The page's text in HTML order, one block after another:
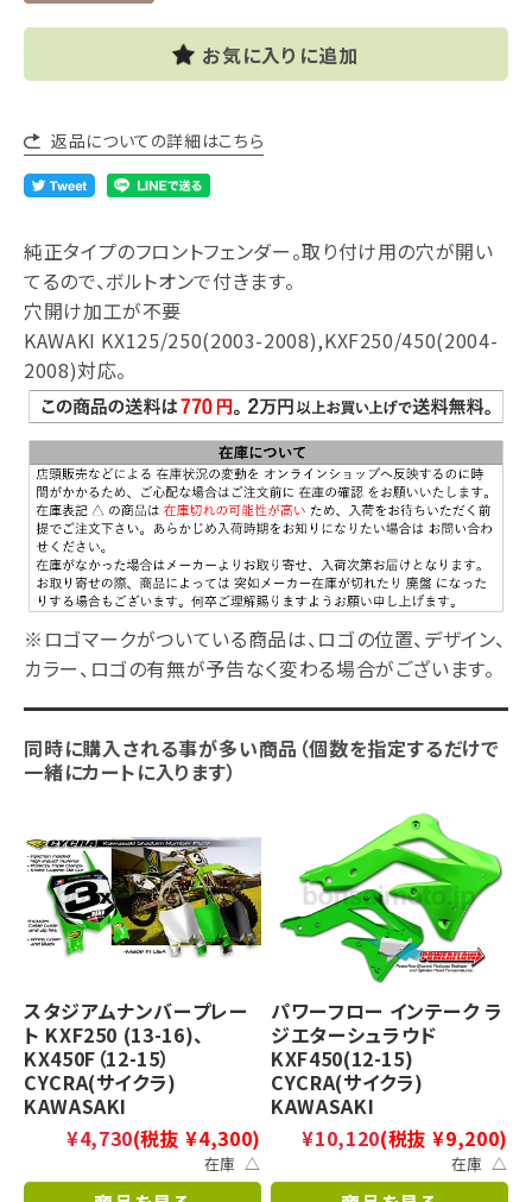
お気に入りに追加
返品についての詳細はこちら
純正タイプのフロントフェンダー。取り付け用の穴が開い
てるので、ボルトオンで付きます。
穴開け加工が不要
KAWAKI KX125/250(2003-2008),KXF250/450(2004-
2008)対応。
※ロゴマークがついている商品は、ロゴの位置、デザイン、
カラー、ロゴの有無が予告なく変わる場合がございます。
同時に購入される事が多い商品（個数を指定するだけで
一緒にカートに入ります）
スタジアムナンバープレー
ト KXF250 (13-16)、
KX450F（12-15）
CYCRA(サイクラ)
KAWASAKI
¥4,730(税抜 ¥4,300)
在庫 △
パワーフロー インテーク ラ
ジエターシュラウド
KXF450(12-15)
CYCRA(サイクラ)
KAWASAKI
¥10,120(税抜 ¥9,200)
在庫 △